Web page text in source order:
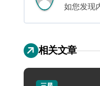
如您发现
相关文章